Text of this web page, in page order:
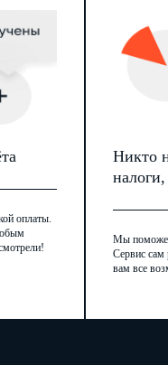
оплаты.
Никто
Мы
Сервис сам
вам все